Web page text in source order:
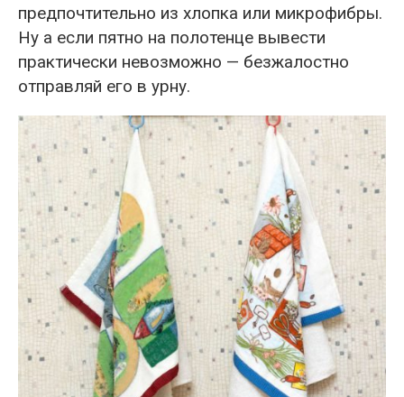
предпочтительно из хлопка или микрофибры.
Ну а если пятно на полотенце вывести
практически невозможно — безжалостно
отправляй его в урну.